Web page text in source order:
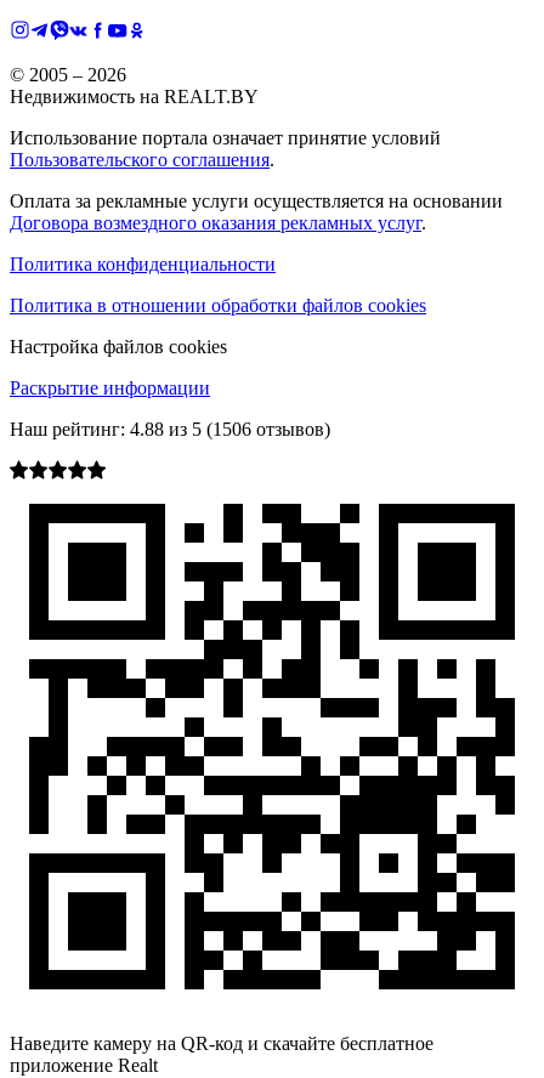
© 2005 – 2026
Недвижимость на REALT.BY
Использование портала означает принятие условий
Пользовательского соглашения.
Оплата за рекламные услуги осуществляется на основании
Договора возмездного оказания рекламных услуг.
Политика конфиденциальности
Политика в отношении обработки файлов cookies
Настройка файлов cookies
Раскрытие информации
Наш рейтинг: 4.88 из 5 (1506 отзывов)
Наведите камеру на QR-код и скачайте бесплатное
приложение Realt